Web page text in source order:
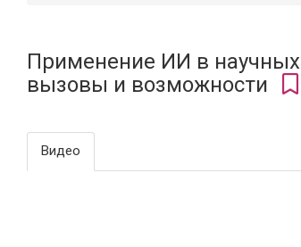
Применение ИИ в
вызовы и возможности
Видео